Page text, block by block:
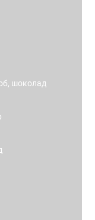
шоколад